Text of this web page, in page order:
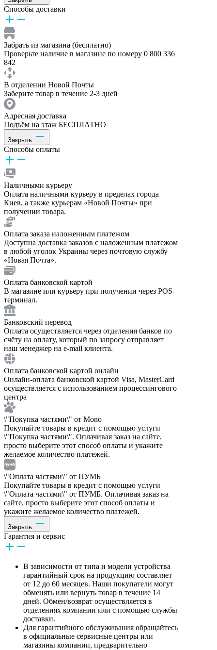
Способы доставки
Забрать из магазина (бесплатно)
Проверьте наличие в магазине по номеру 0 800 336
842
В отделении Новой Почты
Заберите товар в течение 2-3 дней
Адресная доставка
Подъём на этаж БЕСПЛАТНО
Закрыть
Способы оплаты
Наличными курьеру
Оплата наличными курьеру в пределах города
Киев, а также курьерам «Новой Почты» при
получении товара.
Оплата заказа наложенным платежом
Доступна доставка заказов с наложенным платежом
в любой уголок Украины через почтовую службу
«Новая Почта».
Оплата банковской картой
В магазине или курьеру при получении через POS-
терминал.
Банковский перевод
Оплата осуществляется через отделения банков по
счёту на оплату, который по запросу отправляет
наш менеджер на e-mail клиента.
Оплата банковской картой онлайн
Онлайн-оплата банковской картой Visa, MasterCard
осуществляется с использованием процессингового
центра
\"Покупка частями\" от Mono
Покупайте товары в кредит с помощью услуги
\"Покупка частями\". Оплачивая заказ на сайте,
просто выберите этот способ оплаты и укажите
желаемое количество платежей.
\"Оплата частями\" от ПУМБ
Покупайте товары в кредит с помощью услуги
\"Оплата частями\" от ПУМБ. Оплачивая заказ на
сайте, просто выберите этот способ оплаты и
укажите желаемое количество платежей.
Закрыть
Гарантия и сервис
В зависимости от типа и модели устройства
гарантийный срок на продукцию составляет
от 12 до 60 месяцев. Наши покупатели могут
обменять или вернуть товар в течение 14
дней. Обмен/возврат осуществляется в
отделениях компании или с помощью службы
доставки.
Для гарантийного обслуживания обращайтесь
в официальные сервисные центры или
магазины компании, предварительно